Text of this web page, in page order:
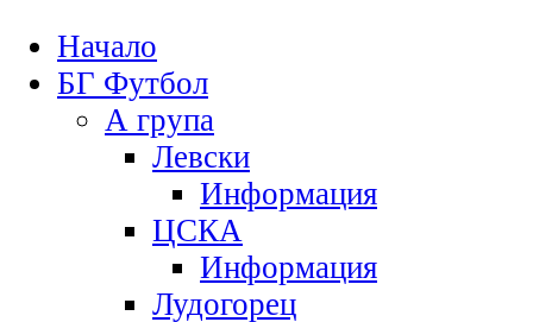
Начало
БГ Футбол
А група
Левски
Информация
ЦСКА
Информация
Лудогорец